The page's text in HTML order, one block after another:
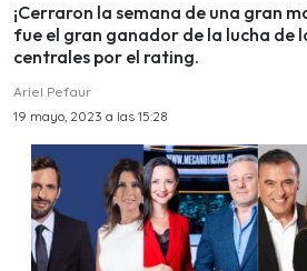
¡Cerraron la semana de una gran
fue el gran ganador de la lucha de
centrales por el rating.
Ariel Pefaur
19 mayo, 2023 a las 15:28